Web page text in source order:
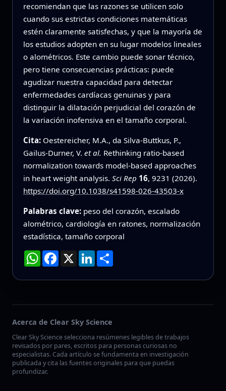
recomiendan que las razones se utilicen solo
cuando sus estrictas condiciones matemáticas
estén claramente satisfechas, y que la mayoría de
los estudios adopten en su lugar modelos lineales
o alométricos. Este cambio puede sonar técnico,
pero tiene consecuencias prácticas: puede
agudizar nuestra capacidad para detectar
enfermedades cardíacas genuinas y para
distinguir la dilatación perjudicial del corazón de
la variación inofensiva en el tamaño corporal.
Cita: Oestereicher, M.A., da Silva-Buttkus, P.,
Gailus-Durner, V. et al. Rethinking ratio-based
normalization towards model-based approaches
in heart weight analysis. Sci Rep 16, 9231 (2026).
https://doi.org/10.1038/s41598-026-43503-x
Palabras clave: peso del corazón, escalado
alométrico, cardiología en ratones, normalización
estadística, tamaño corporal
WhatsApp
Facebook
X LinkedInCompartir
Acerca de Clear Sky Science
Clear Sky Science selecciona resúmenes legibles de trabajos
revisados por pares, escritos para personas curiosas no
especialistas. Cada artículo se fundamenta en investigación
publicada y cita las fuentes originales para que puedas
profundizar.